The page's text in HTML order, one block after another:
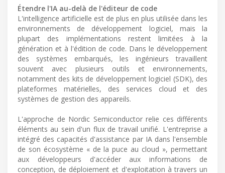
Étendre l'IA au-delà de l'éditeur de code
L'intelligence artificielle est de plus en plus utilisée dans les
environnements de développement logiciel, mais la
plupart des implémentations restent limitées à la
génération et à l'édition de code. Dans le développement
des systèmes embarqués, les ingénieurs travaillent
souvent avec plusieurs outils et environnements,
notamment des kits de développement logiciel (SDK), des
plateformes matérielles, des services cloud et des
systèmes de gestion des appareils.
L'approche de Nordic Semiconductor relie ces différents
éléments au sein d'un flux de travail unifié. L'entreprise a
intégré des capacités d'assistance par IA dans l'ensemble
de son écosystème « de la puce au cloud », permettant
aux développeurs d'accéder aux informations de
conception, de déploiement et d'exploitation à travers un